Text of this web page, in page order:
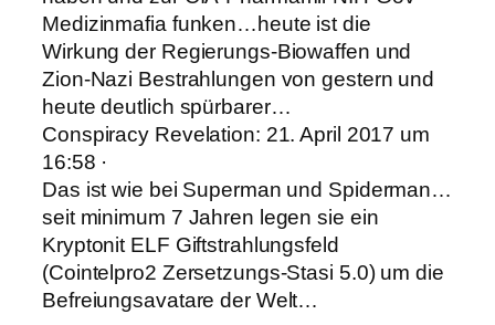
Medizinmafia funken…heute ist die
Wirkung der Regierungs-Biowaffen und
Zion-Nazi Bestrahlungen von gestern und
heute deutlich spürbarer…
Conspiracy Revelation: 21. April 2017 um
16:58 ·
Das ist wie bei Superman und Spiderman…
seit minimum 7 Jahren legen sie ein
Kryptonit ELF Giftstrahlungsfeld
(Cointelpro2 Zersetzungs-Stasi 5.0) um die
Befreiungsavatare der Welt…